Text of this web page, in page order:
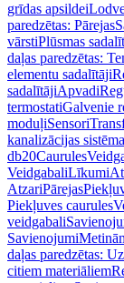
grīdas apsildei
paredzētas: Pārejas
vārstiPlūsmas
daļas paredzētas:
elementu sadalītāji
sadalītājiApvadi
termostatiGalvenie
moduļiSensori
kanalizācijas
db20Caurules
VeidgabaliLīkumi
AtzariPārejas
Piekļuves caurules
veidgabali
Savienojumi
daļas paredzētas:
citiem materiāliem